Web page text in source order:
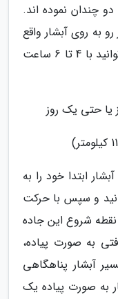
دو چندان نموده اند.
به روی آبشار واقع
شده است و به وسیله این مسیر می توانید با 4 تا 6 ساعت
ابتدا خود را به
و سپس با حرکت
نقطه شروع این جاده
به صورت پیاده،
آبشار پناهگاهی
به صورت پیاده یک